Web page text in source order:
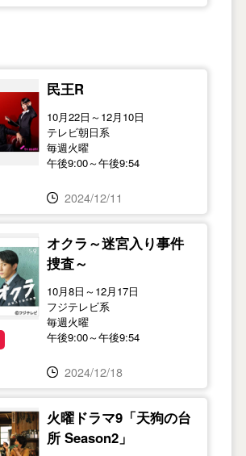
民王R
10月22日～12月10日
テレビ朝日系
毎週火曜
午後9:00～午後9:54
2024/12/11
オクラ～迷宮入り事件
捜査～
10月8日～12月17日
フジテレビ系
毎週火曜
午後9:00～午後9:54
2024/12/18
火曜ドラマ9「天狗の台
所 Season2」